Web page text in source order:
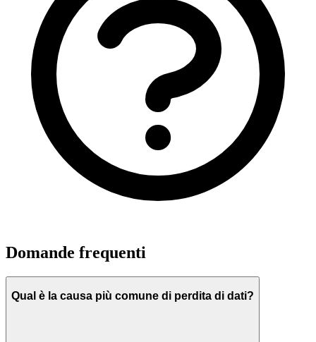
Domande frequenti
Qual è la causa più comune di perdita di dati?